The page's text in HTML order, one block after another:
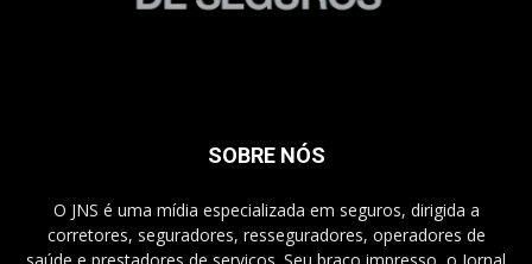
SOBRE NÓS
O JNS é uma mídia especializada em seguros, dirigida a
corretores, seguradores, resseguradores, operadores de